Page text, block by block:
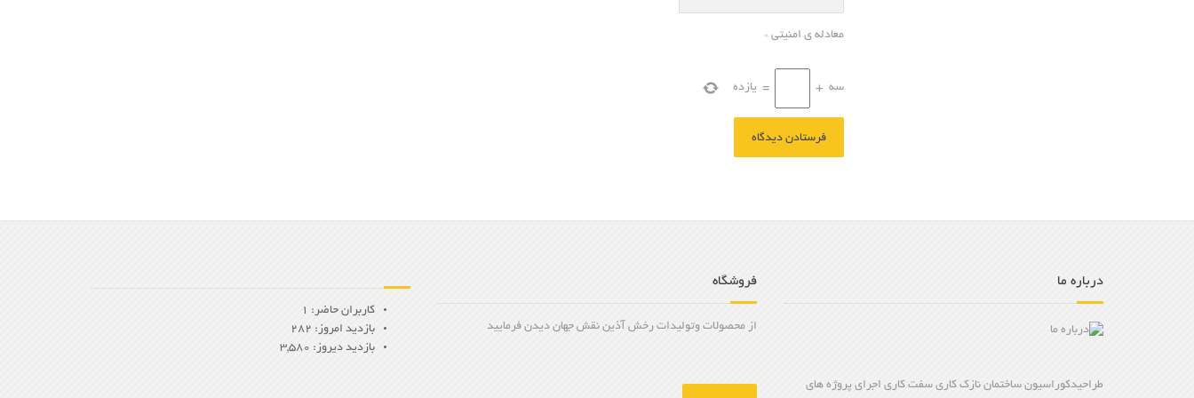
معادله ی امنیتی *
سه +
= یازده
درباره ما
طراحیدکوراسیون ساختمان نازک کاری سفت کاری اجرای پروژه های
فروشگاه
از محصولات وتولیدات رخش آذین نقش جهان دیدن فرمایید
کاربران حاضر: 1
بازدید امروز: 282
بازدید دیروز: 3,580